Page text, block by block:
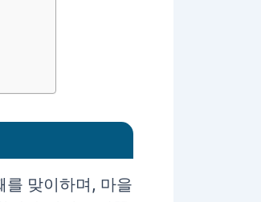
를 맞이하며, 마을